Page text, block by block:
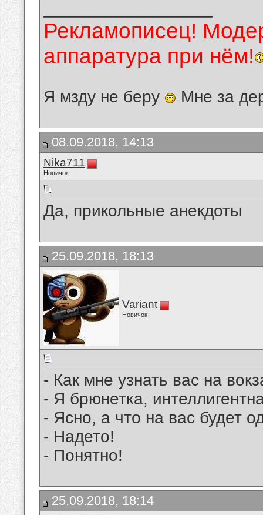
Рекламописец!
аппаратура при нём!
Я мзду не беру Мне за
08.09.2018, 14:13
Nika711
Новичок
Да, прикольные анекдоты
25.09.2018, 18:13
Variant
Новичок
- Как мне узнать вас на
- Я брюнетка,
- Ясно, а что на вас будет
- Надето!
- Понятно!
25.09.2018, 18:14